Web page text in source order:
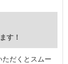
す！
ただくとスムー